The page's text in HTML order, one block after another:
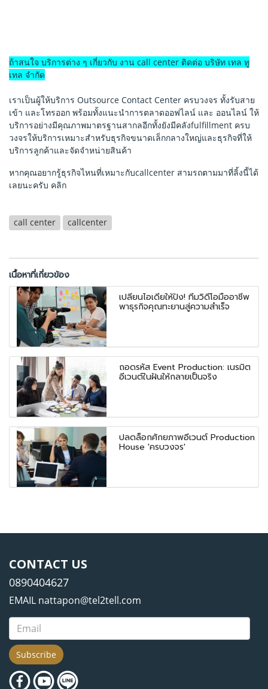
ถ้าสนใจ บริการต่าง ๆ เกี่ยวกับ งาน call center ติดต่อ บริษัท เทล ทู
เทล จำกัด
เราเป็นผู้ให้บริการ Outsource Contact Center ครบวงจร ทั้งรับสาย
เข้า และโทรออก พร้อมทั้งแนะนำการตลาดออฟไลน์ และ ออนไลน์ ให้
บริการอย่างมีคุณภาพมาตรฐานสากลอีกทั้งยังมีคลังfulfillment ครบ
วงจรให้บริการเหมาะสำหรับธุรกิจขนาดเล็กกลางใหญ่และธุรกิจที่ให้
บริการลูกค้าและจัดจำหน่ายสินค้า
หากคุณอยากรู้ธุรกิจไหนที่เหมาะกับcallcenter สามรถตามมาที่ลิ้งนี้ได้
เลยนะครับ คลิก
call center callcenter
เนื้อหาที่เกี่ยวข้อง
เปลี่ยนไอเดียให้ปัง! ทีมวิดีโอมืออาชีพ
พาธุรกิจคุณทะยานสู่ความสำเร็จ
ถอดรหัส Event Production: เนรมิต
อีเวนต์ในฝันให้กลายเป็นจริง
ปลดล็อกศักยภาพอีเวนต์ Production
House 'ครบวงจร'
CONTACT US
0890404627
EMAIL nattapon@tel2tell.com
Subscribe